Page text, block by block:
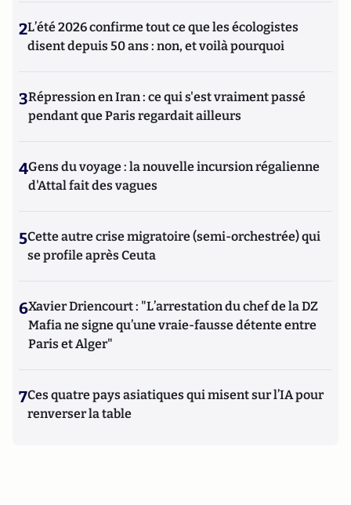
2L’été 2026 confirme tout ce que les écologistes
disent depuis 50 ans : non, et voilà pourquoi
3Répression en Iran : ce qui s'est vraiment passé
pendant que Paris regardait ailleurs
4Gens du voyage : la nouvelle incursion régalienne
d'Attal fait des vagues
5Cette autre crise migratoire (semi-orchestrée) qui
se profile après Ceuta
6Xavier Driencourt : "L’arrestation du chef de la DZ
Mafia ne signe qu’une vraie-fausse détente entre
Paris et Alger"
7Ces quatre pays asiatiques qui misent sur l’IA pour
renverser la table